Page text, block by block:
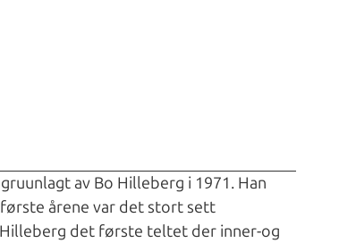
av Bo Hilleberg i 1971. Han
årene var det stort sett
det første teltet der inner-og